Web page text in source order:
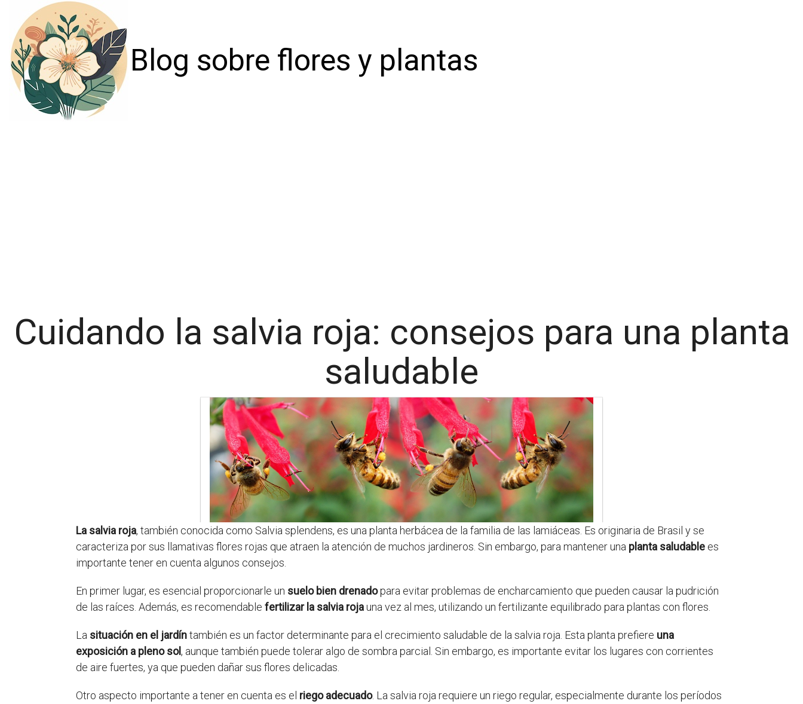
Blog sobre flores y plantas
Cuidando la salvia roja: consejos para una planta
saludable
La salvia roja, también conocida como Salvia splendens, es una planta herbácea de la familia de las lamiáceas. Es originaria de Brasil y se
caracteriza por sus llamativas flores rojas que atraen la atención de muchos jardineros. Sin embargo, para mantener una planta saludable es
importante tener en cuenta algunos consejos.
En primer lugar, es esencial proporcionarle un suelo bien drenadopara evitar problemas de encharcamiento que pueden causar la pudrición
de las raíces. Además, es recomendable fertilizar la salvia rojauna vez al mes, utilizando un fertilizante equilibrado para plantas con flores.
La situación en el jardíntambién es un factor determinante para el crecimiento saludable de la salvia roja. Esta planta prefiere una
exposición a pleno sol, aunque también puede tolerar algo de sombra parcial. Sin embargo, es importante evitar los lugares con corrientes
de aire fuertes, ya que pueden dañar sus flores delicadas.
Otro aspecto importante a tener en cuenta es el riego adecuado. La salvia roja requiere un riego regular, especialmente durante los períodos